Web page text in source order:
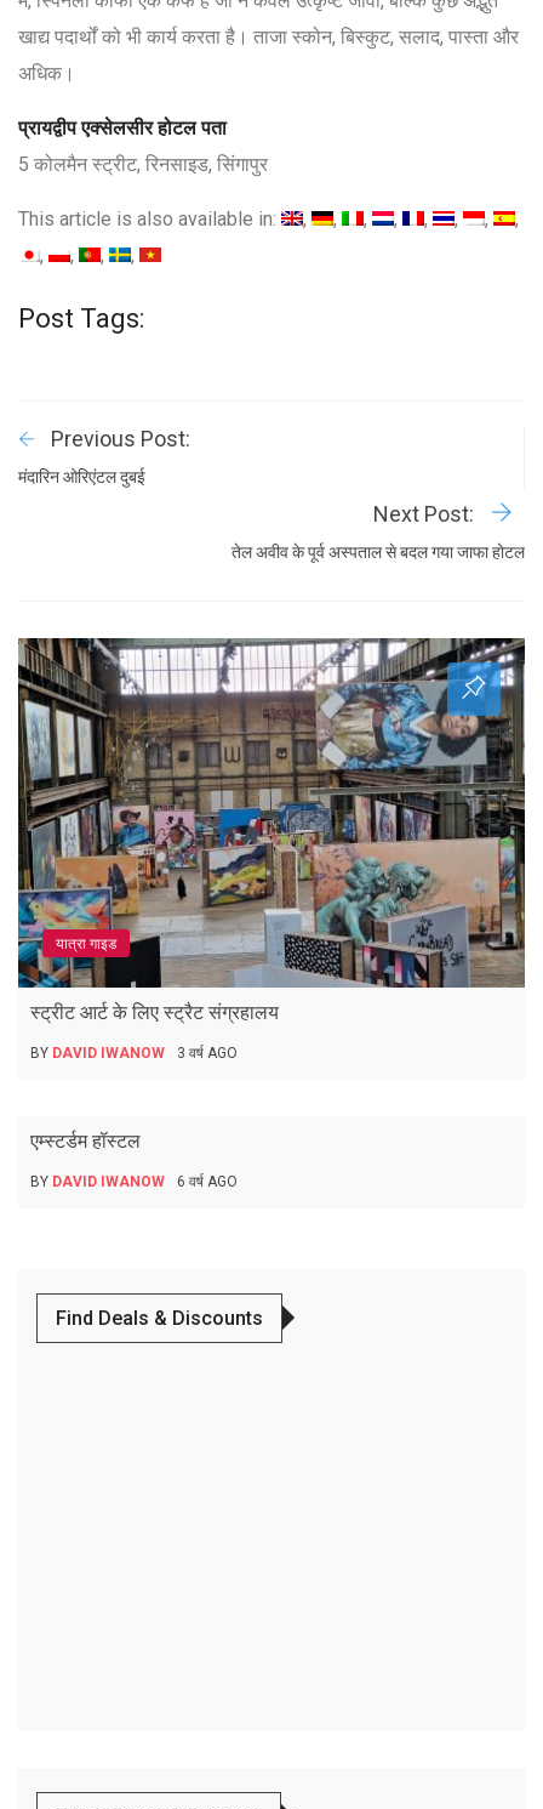
खाद्य पदार्थों को भी कार्य करता है। ताजा स्कोन, बिस्कुट, सलाद, पास्ता और
अधिक।
प्रायद्वीप एक्सेलसीर होटल पता
5 कोलमैन स्ट्रीट, रिनसाइड, सिंगापुर
This article is also available in:
Post Tags:
Previous Post:
मंदारिन ओरिएंटल दुबई
Next Post:
तेल अवीव के पूर्व अस्पताल से बदल गया जाफा होटल
यात्रा गाइड
स्ट्रीट आर्ट के लिए स्ट्रैट संग्रहालय
BY DAVID IWANOW
3 वर्ष AGO
एम्स्टर्डम हॉस्टल
BY DAVID IWANOW 6 वर्ष AGO
Find Deals & Discounts